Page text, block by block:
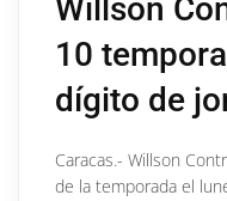
Willson
10
dígito de
Caracas.- Willson
de la temporada el